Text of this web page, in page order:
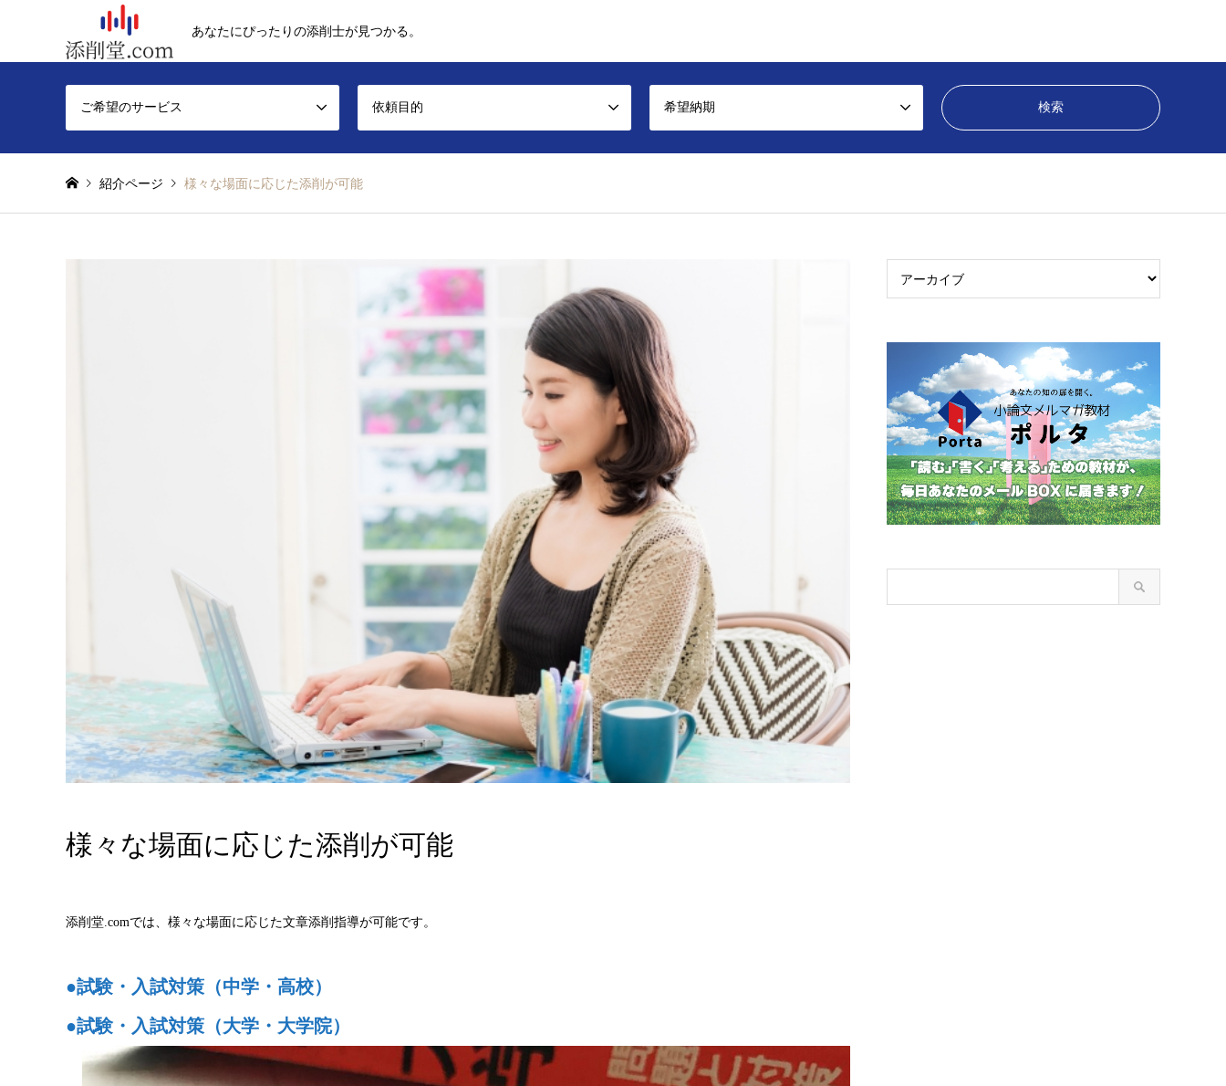
あなたにぴったりの添削士が見つかる。
ご希望のサービス 依頼目的 希望納期
紹介ページ 様々な場面に応じた添削が可能
様々な場面に応じた添削が可能
添削堂.comでは、様々な場面に応じた文章添削指導が可能です。
●試験・入試対策（中学・高校）
●試験・入試対策（大学・大学院）